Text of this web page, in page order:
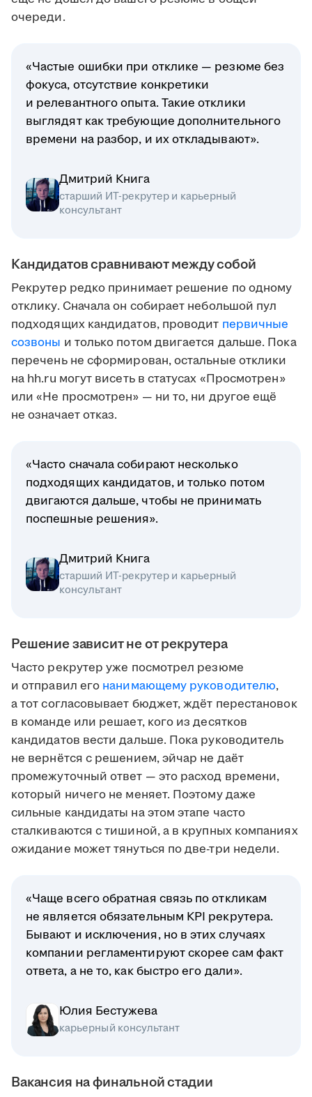
очереди.
«Частые ошибки при отклике — резюме без
фокуса, отсутствие конкретики
и релевантного опыта. Такие отклики
выглядят как требующие дополнительного
времени на разбор, и их откладывают».
Дмитрий Книга
старший ИТ-рекрутер и карьерный
консультант
Кандидатов сравнивают между собой
Рекрутер редко принимает решение по одному
отклику. Сначала он собирает небольшой пул
подходящих кандидатов, проводит первичные
созвоны и только потом двигается дальше. Пока
перечень не сформирован, остальные отклики
на hh.ru могут висеть в статусах «Просмотрен»
или «Не просмотрен» — ни то, ни другое ещё
не означает отказ.
«Часто сначала собирают несколько
подходящих кандидатов, и только потом
двигаются дальше, чтобы не принимать
поспешные решения».
Дмитрий Книга
старший ИТ-рекрутер и карьерный
консультант
Решение зависит не от рекрутера
Часто рекрутер уже посмотрел резюме
и отправил его нанимающему руководителю,
а тот согласовывает бюджет, ждёт перестановок
в команде или решает, кого из десятков
кандидатов вести дальше. Пока руководитель
не вернётся с решением, эйчар не даёт
промежуточный ответ — это расход времени,
который ничего не меняет. Поэтому даже
сильные кандидаты на этом этапе часто
сталкиваются с тишиной, а в крупных компаниях
ожидание может тянуться по две-три недели.
«Чаще всего обратная связь по откликам
не является обязательным KPI рекрутера.
Бывают и исключения, но в этих случаях
компании регламентируют скорее сам факт
ответа, а не то, как быстро его дали».
Юлия Бестужева
карьерный консультант
Вакансия на финальной стадии